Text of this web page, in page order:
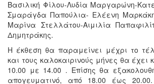
Βασιλική Φίλου-Λυδία Μαργαρώνη-
Σμαράγδα Παπούλια- Ελέενη
Μαρίνα Στελλάτου-Αιμιλία
Δημητράκης.
Η έκθεση θα παραμείνει μέχρι το
και τους καλοκαιρινούς μήνες θα έχει
10.00 με 14.00 . Επίσης θα
απογευματινό, από 18.00 έως